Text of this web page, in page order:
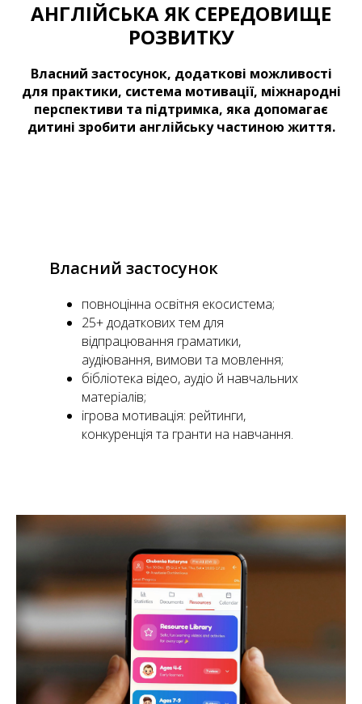
АНГЛІЙСЬКА ЯК СЕРЕДОВИЩЕ
РОЗВИТКУ
Власний застосунок, додаткові можливості
для практики, система мотивації, міжнародні
перспективи та підтримка, яка допомагає
дитині зробити англійську частиною життя.
Власний застосунок
повноцінна освітня екосистема;
25+ додаткових тем для
відпрацювання граматики,
аудіювання, вимови та мовлення;
бібліотека відео, аудіо й навчальних
матеріалів;
ігрова мотивація: рейтинги,
конкуренція та гранти на навчання.